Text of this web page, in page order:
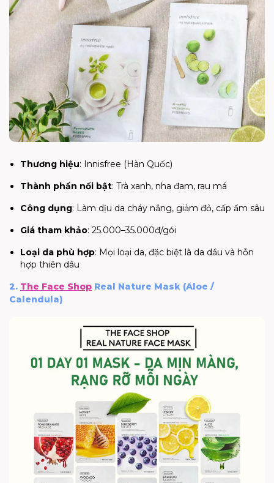
Thương hiệu: Innisfree (Hàn Quốc)
Thành phần nổi bật: Trà xanh, nha đam, rau má
Công dụng: Làm dịu da cháy nắng, giảm đỏ, cấp ẩm sâu
Giá tham khảo: 25.000–35.000đ/gói
Loại da phù hợp: Mọi loại da, đặc biệt là da dầu và hỗn
hợp thiên dầu
2. The Face Shop Real Nature Mask (Aloe /
Calendula)